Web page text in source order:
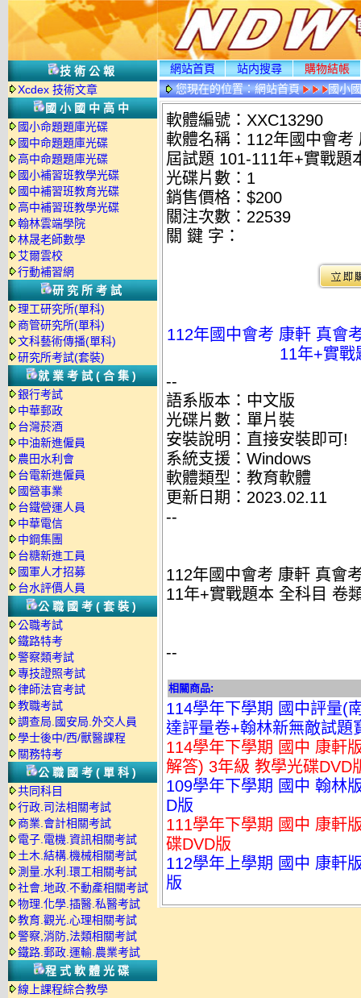
技術公報
Xcdex 技術文章
國小國中高中
國小命題題庫光碟
國中命題題庫光碟
高中命題題庫光碟
國小補習班教學光碟
國中補習班教育光碟
高中補習班教學光碟
翰林雲端學院
林晟老師數學
艾爾雲校
行動補習網
研究所考試
理工研究所(單科)
商管研究所(單科)
文科藝術傳播(單科)
研究所考試(套裝)
就業考試(合集)
銀行考試
中華郵政
台灣菸酒
中油新進僱員
農田水利會
台電新進僱員
國營事業
台鐵營運人員
中華電信
中鋼集團
台糖新進工員
國軍人才招募
台水評價人員
公職國考(套裝)
公職考試
鐵路特考
警察類考試
專技證照考試
律師法官考試
教職考試
調查局.國安局.外交人員
學士後中/西/獸醫課程
關務特考
公職國考(單科)
共同科目
行政.司法相關考試
商業.會計相關考試
電子.電機.資訊相關考試
土木.結構.機械相關考試
測量.水利.環工相關考試
社會.地政.不動產相關考試
物理.化學.插醫.私醫考試
教育.觀光.心理相關考試
警察,消防,法類相關考試
鐵路.郵政.運輸.農業考試
程式軟體光碟
線上課程綜合教學
網站首頁 站内搜尋
購物結帳
您現在的位置：網站首頁 國小
軟體編號：XXC13290
軟體名稱：112年國中會
屆試題 101-111年+實戰題
光碟片數：1
銷售價格：$200
關注次數： 22539
關 鍵 字：
112年國中會考 康軒 真會
11年+實戰
--
語系版本：中文版
光碟片數：單片裝
安裝說明：直接安裝即可!
系統支援：Windows
軟體類型：教育軟體
更新日期：2023.02.11
--
112年國中會考 康軒 真會
11年+實戰題本 全科目 卷
--
相關商品:
114學年下學期 國中評量(
達評量卷+翰林新無敵試題
114學年下學期 國中 康軒
解答) 3年級 教學光碟DVD
109學年下學期 國中 翰林
D版
111學年下學期 國中 康軒
碟DVD版
112學年上學期 國中 康軒
版